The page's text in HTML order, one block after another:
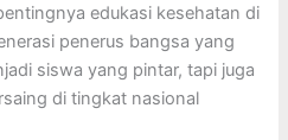
edukasi kesehatan di
penerus bangsa yang
siswa yang pintar, tapi juga
di tingkat nasional